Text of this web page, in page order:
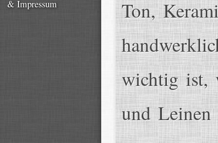
& Impressum
Ton,
wichtig ist,
und Leinen